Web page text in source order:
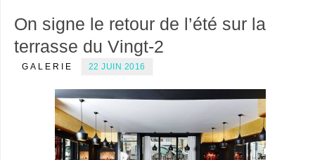
On signe le retour de l’été sur la
terrasse du Vingt-2
GALERIE 22 JUIN 2016